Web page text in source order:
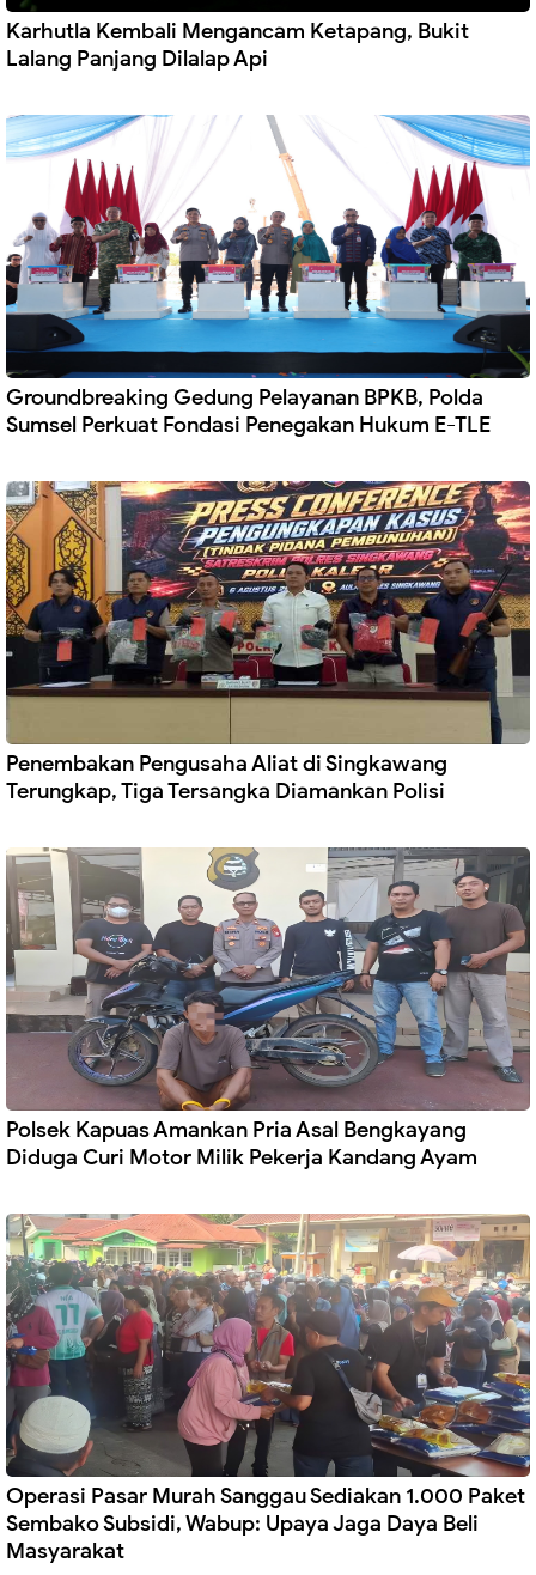
Karhutla Kembali Mengancam Ketapang, Bukit
Lalang Panjang Dilalap Api
Groundbreaking Gedung Pelayanan BPKB, Polda
Sumsel Perkuat Fondasi Penegakan Hukum E-TLE
Penembakan Pengusaha Aliat di Singkawang
Terungkap, Tiga Tersangka Diamankan Polisi
Polsek Kapuas Amankan Pria Asal Bengkayang
Diduga Curi Motor Milik Pekerja Kandang Ayam
Operasi Pasar Murah Sanggau Sediakan 1.000 Paket
Sembako Subsidi, Wabup: Upaya Jaga Daya Beli
Masyarakat